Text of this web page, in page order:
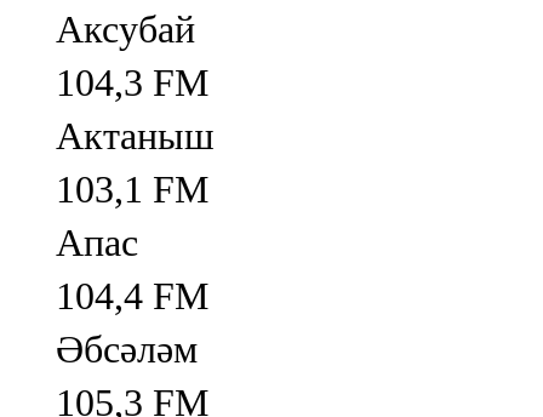
Аксубай
104,3 FM
Актаныш
103,1 FM
Апас
104,4 FM
Әбсәләм
105,3 FM